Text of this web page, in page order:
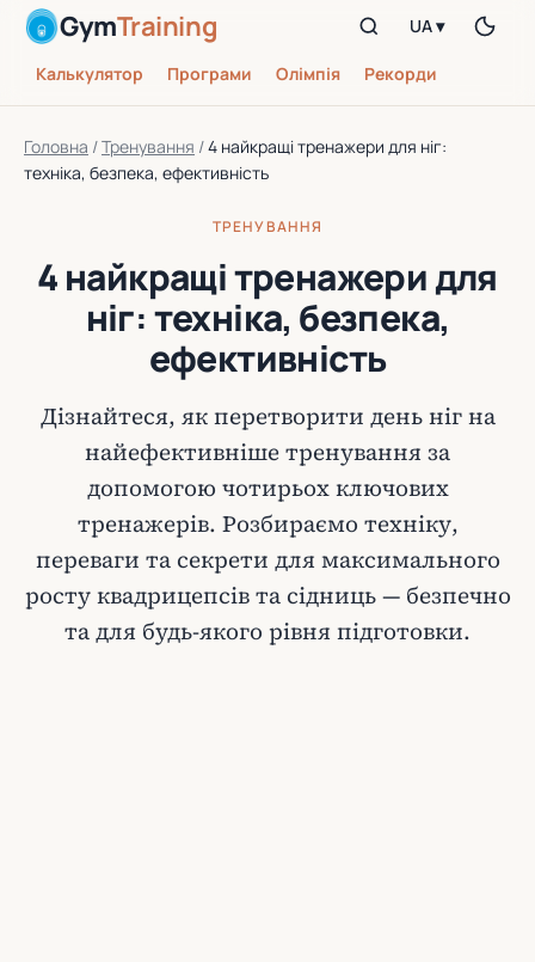
GymTraining
Калькулятор Програми Олімпія Рекорди
UA ▾
Головна /Тренування /4 найкращі тренажери для ніг:
техніка, безпека, ефективність
ТРЕНУВАННЯ
4 найкращі тренажери для
ніг: техніка, безпека,
ефективність
Дізнайтеся, як перетворити день ніг на
найефективніше тренування за
допомогою чотирьох ключових
тренажерів. Розбираємо техніку,
переваги та секрети для максимального
росту квадрицепсів та сідниць — безпечно
та для будь-якого рівня підготовки.